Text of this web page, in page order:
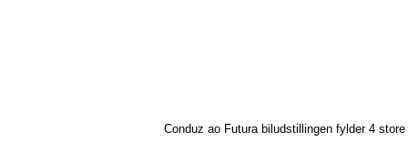
Conduz ao Futura biludstillingen fylder 4